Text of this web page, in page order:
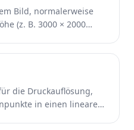
Bild, normalerweise
(z. B. 3000 × 2000
die Druckauflösung,
in einen linearen